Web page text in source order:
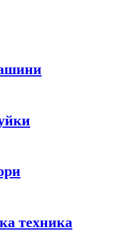
техника